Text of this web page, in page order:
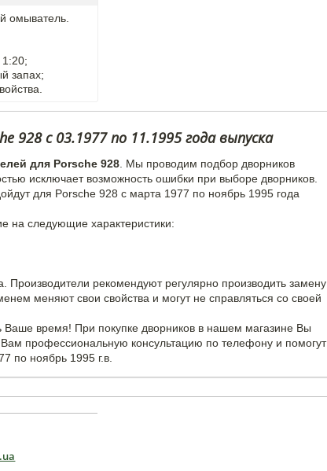
омыватель.
1:20;
запах;
928 с 03.1977 по 11.1995 года выпуска
для Porsche 928 . Мы проводим подбор дворников
исключает возможность ошибки при выборе дворников.
для Porsche 928 с марта 1977 по ноябрь 1995 года
на следующие характеристики:
Производители рекомендуют регулярно производить замену
меняют свои свойства и могут не справляться со своей
Ваше время! При покупке дворников в нашем магазине Вы
профессиональную консультацию по телефону и помогут
по ноябрь 1995 г.в.